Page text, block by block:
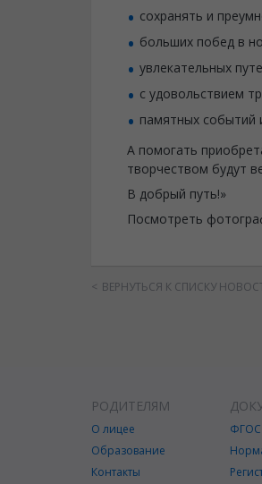
сохранять и
больших побед в
увлекательных
с удовольствием
памятных событий
А помогать
творчеством будут
В добрый путь!»
Посмотреть
ВЕРНУТЬСЯ К СПИСКУ
РОДИТЕЛЯМ
О лицее
Образование
Контакты
ФГОС